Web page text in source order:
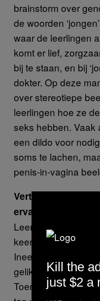
brainstorm over
de woorden
waar de leerlingen
komt er lief,
bij te staan, en bij
dokter. Op deze
over stereotiepe
leerlingen hoe ze
seks hebben. Vaak
een dildo voor
soms te lachen,
penis-in-vagina
Vertel je ook
ervaringen?
Leerlingen mogen
keer zat er een
Ineens vroeg hij:
gelikt?’ Hij schrok
Toen hij ja zei, en
Kill the
just $2 a